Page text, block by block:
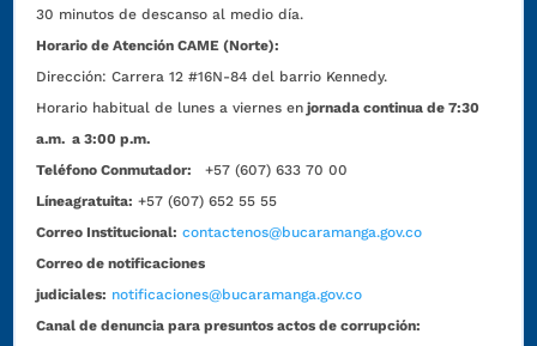
30 minutos de descanso al medio día.
Horario de Atención CAME (Norte):
Dirección:Carrera 12 #16N-84 del barrio Kennedy.
Horario habitual de lunes a viernes en jornada continua de 7:30
a.m. a 3:00 p.m.
Teléfono Conmutador:
+57 (607) 633 70 00
Líneagratuita: +57 (607) 652 55 55
Correo Institucional: contactenos@bucaramanga.gov.co
Correo de notificaciones
judiciales: notificaciones@bucaramanga.gov.co
Canal de denuncia para presuntos actos de corrupción: